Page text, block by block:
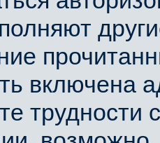
включена
трудности